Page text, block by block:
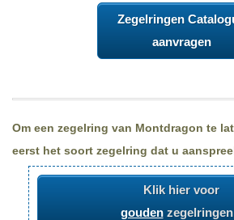
Zegelringen
aanvragen
Om een zegelring van Montdragon te
eerst het soort zegelring dat u
Klik hier voor
goudenzegelringen